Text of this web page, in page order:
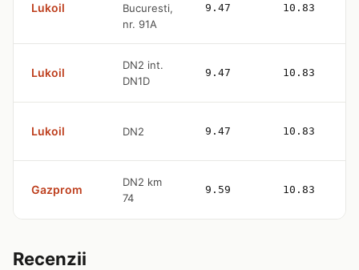
Lukoil
Bucuresti,
nr. 91A
9.47 10.83
Lukoil
DN2 int.
DN1D
9.47 10.83
Lukoil DN2 9.47 10.83
Gazprom
DN2 km
74
9.59 10.83
Recenzii